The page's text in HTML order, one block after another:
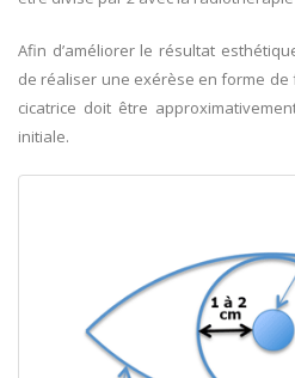
Afin d’améliorer le résultat
de réaliser une exérèse en forme de
cicatrice doit être
initiale.